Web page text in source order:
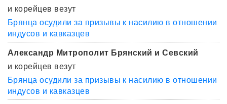
и корейцев везут
Брянца осудили за призывы к насилию в отношении
индусов и кавказцев
Александр Митрополит Брянский и Севский
и корейцев везут
Брянца осудили за призывы к насилию в отношении
индусов и кавказцев